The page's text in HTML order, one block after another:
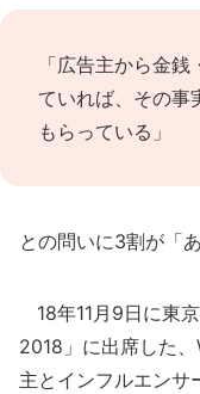
「広告主から金
ていれば、その事
もらっている」
との問いに3割が「
18年11月9日に東
2018」に出席した
主とインフルエンサ